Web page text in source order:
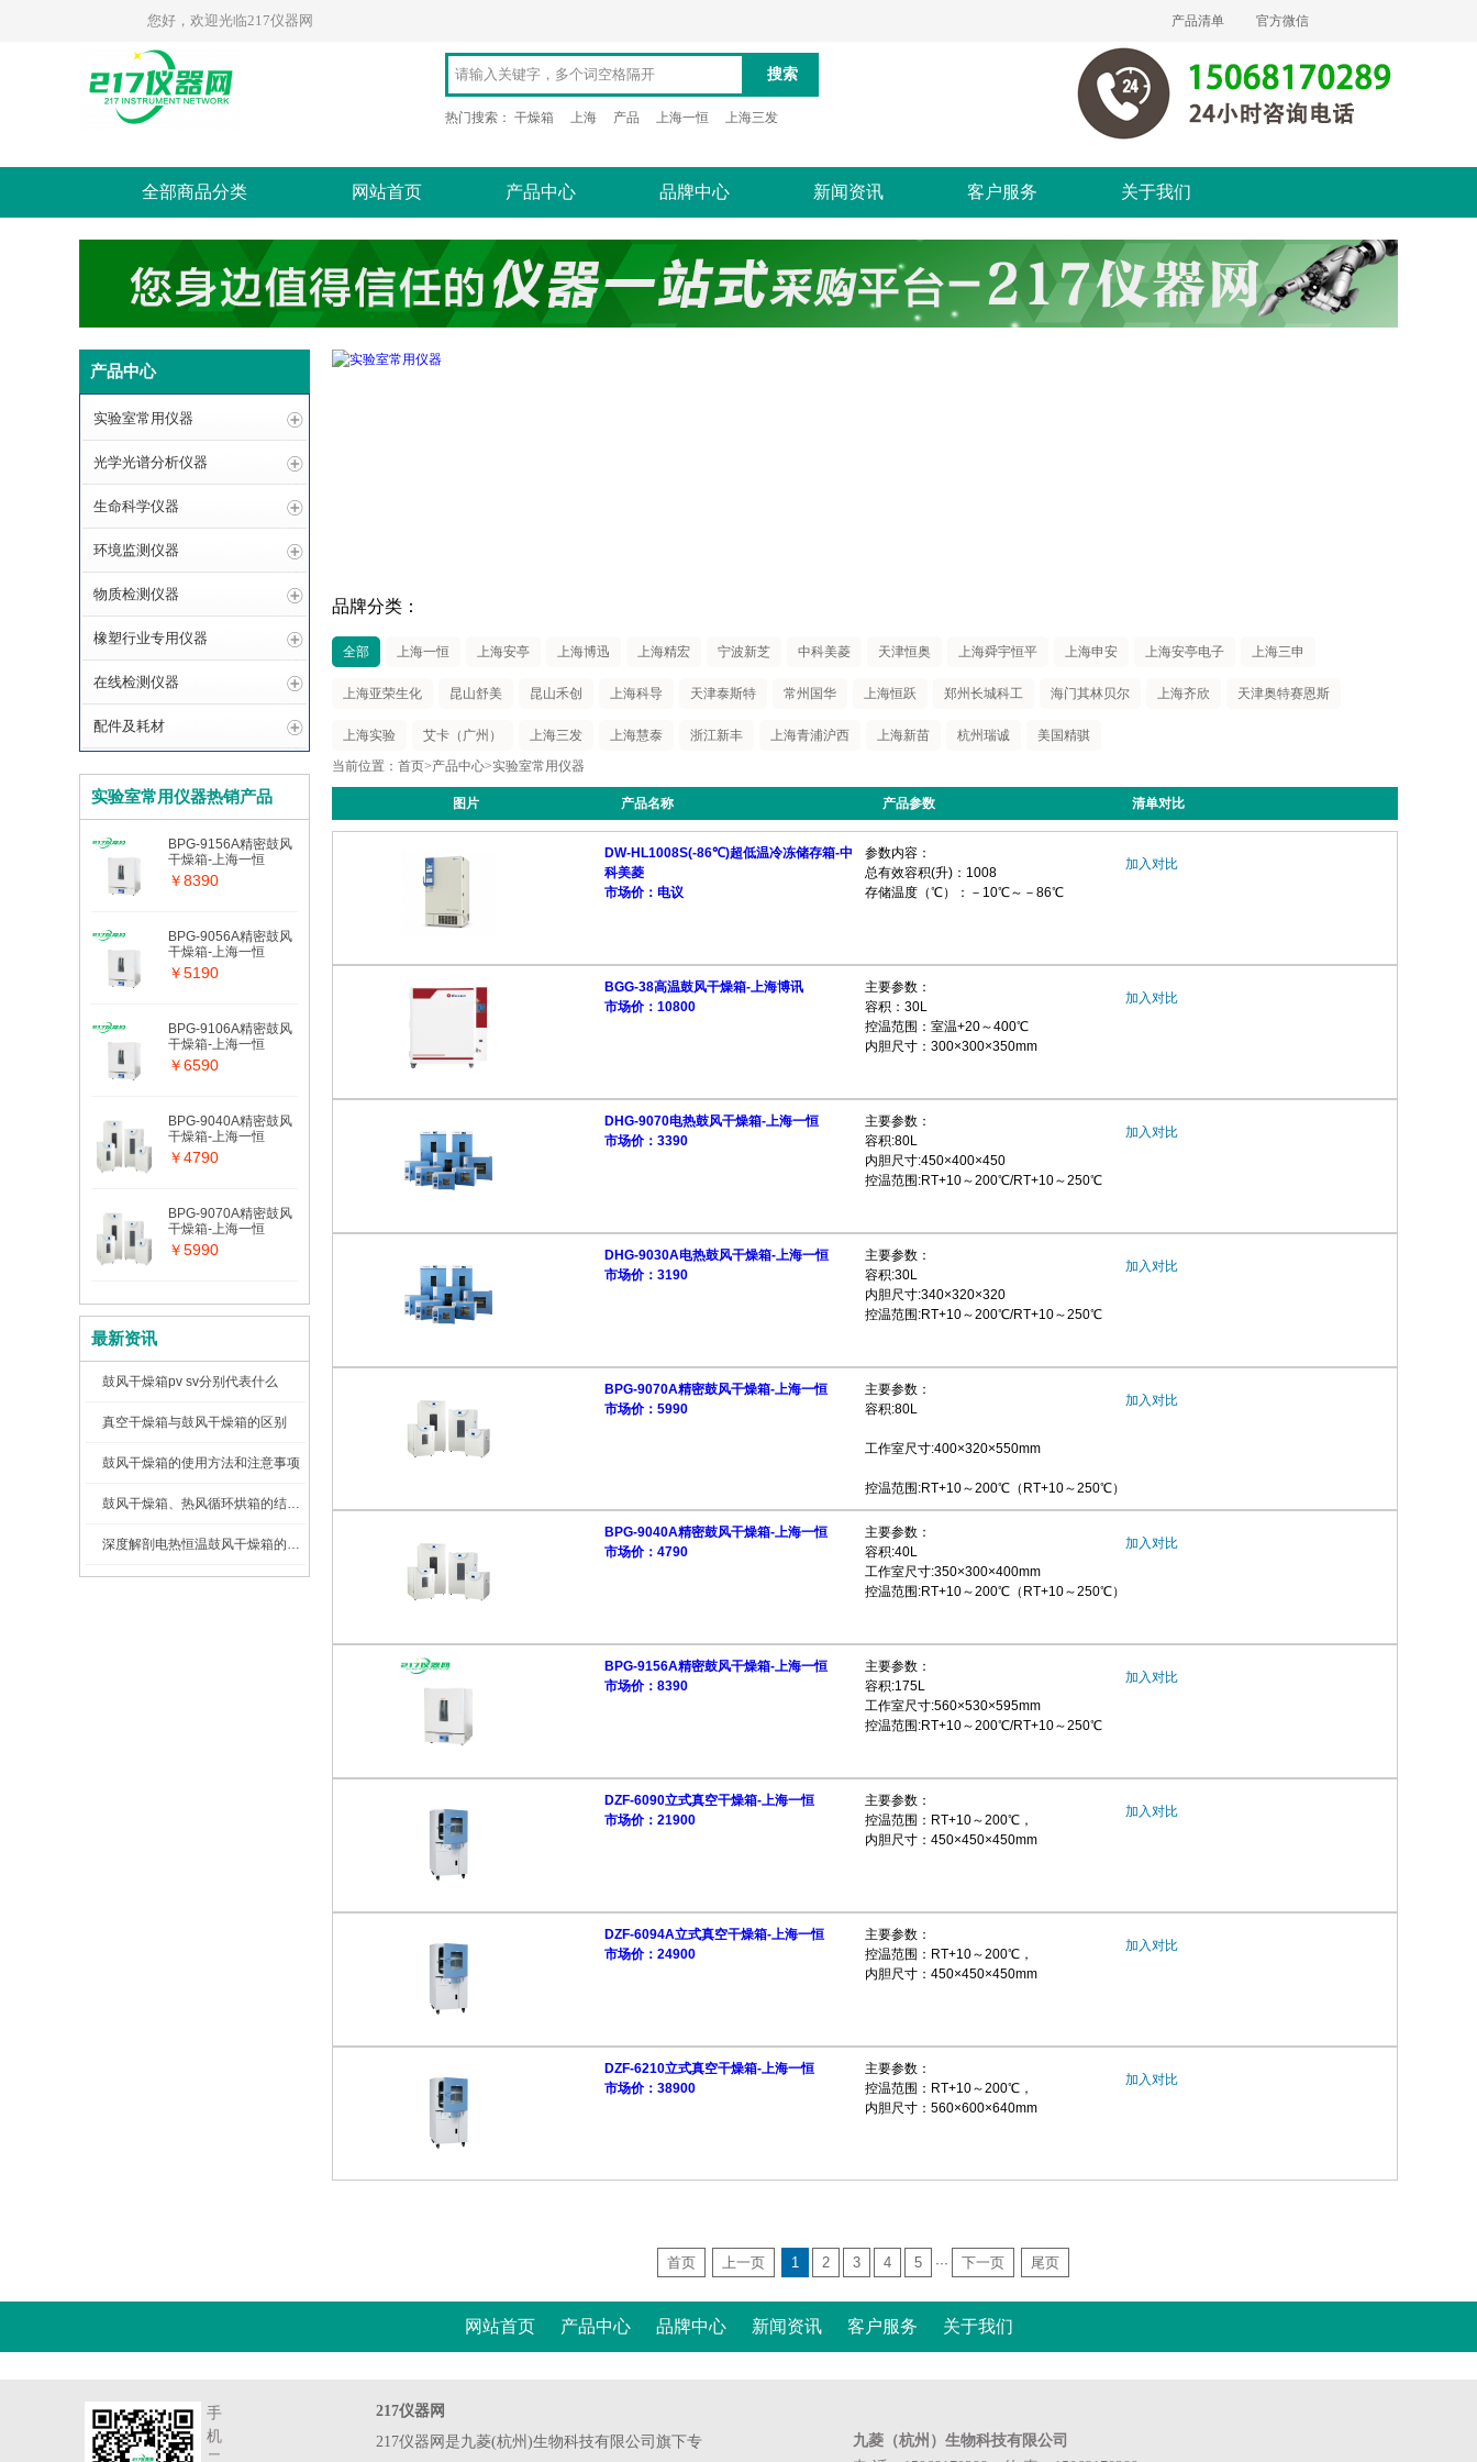
您好，欢迎光临217仪器网 官方微信
产品清单
搜索
热门搜索： 干燥箱 上海 产品 上海一恒 上海三发
全部商品分类 网站首页 产品中心 品牌中心 新闻资讯 客户服务 关于我们
产品中心
实验室常用仪器
光学光谱分析仪器
生命科学仪器
环境监测仪器
物质检测仪器
橡塑行业专用仪器
在线检测仪器
配件及耗材
实验室常用仪器热销产品
BPG-9156A精密鼓风
干燥箱-上海一恒
￥8390
BPG-9056A精密鼓风
干燥箱-上海一恒
￥5190
BPG-9106A精密鼓风
干燥箱-上海一恒
￥6590
BPG-9040A精密鼓风
干燥箱-上海一恒
￥4790
BPG-9070A精密鼓风
干燥箱-上海一恒
￥5990
最新资讯
鼓风干燥箱pv sv分别代表什么
真空干燥箱与鼓风干燥箱的区别
鼓风干燥箱的使用方法和注意事项
鼓风干燥箱、热风循环烘箱的结构图及工作原理
深度解剖电热恒温鼓风干燥箱的内部结构
品牌分类：
全部 上海一恒 上海安亭 上海博迅 上海精宏 宁波新芝 中科美菱 ​天津恒奥 上海舜宇恒平 上海申安 上海安亭电子 上海三申
上海亚荣生化 昆山舒美 昆山禾创 上海科导 天津泰斯特 常州国华 上海恒跃 郑州长城科工 海门其林贝尔 上海齐欣 天津奥特赛恩斯
上海实验 艾卡（广州） 上海三发 上海慧泰 浙江新丰 上海青浦沪西 上海新苗 杭州瑞诚
美国精骐
当前位置： 首页>产品中心>实验室常用仪器
图片 产品名称 产品参数 清单对比
DW-HL1008S(-86℃)超低温冷冻储存箱-中
科美菱
市场价：电议
参数内容：
总有效容积(升)：1008
存储温度（℃）：－10℃～－86℃
加入对比
BGG-38高温鼓风干燥箱-上海博讯
市场价：10800
主要参数：
容积：30L
控温范围：室温+20～400℃
内胆尺寸：300×300×350mm
加入对比
DHG-9070电热鼓风干燥箱-上海一恒
市场价：3390
主要参数：
容积:80L
内胆尺寸:450×400×450
控温范围:RT+10～200℃/RT+10～250℃
加入对比
DHG-9030A电热鼓风干燥箱-上海一恒
市场价：3190
主要参数：
容积:30L
内胆尺寸:340×320×320
控温范围:RT+10～200℃/RT+10～250℃
加入对比
BPG-9070A精密鼓风干燥箱-上海一恒
市场价：5990
主要参数：
容积:80L
工作室尺寸:400×320×550mm
控温范围:RT+10～200℃（RT+10～250℃）
加入对比
BPG-9040A精密鼓风干燥箱-上海一恒
市场价：4790
主要参数：
容积:40L
工作室尺寸:350×300×400mm
控温范围:RT+10～200℃（RT+10～250℃）
加入对比
BPG-9156A精密鼓风干燥箱-上海一恒
市场价：8390
主要参数：
容积:175L
工作室尺寸:560×530×595mm
控温范围:RT+10～200℃/RT+10～250℃
加入对比
DZF-6090立式真空干燥箱-上海一恒
市场价：21900
主要参数：
控温范围：RT+10～200℃，
内胆尺寸：450×450×450mm
加入对比
DZF-6094A立式真空干燥箱-上海一恒
市场价：24900
主要参数：
控温范围：RT+10～200℃，
内胆尺寸：450×450×450mm
加入对比
DZF-6210立式真空干燥箱-上海一恒
市场价：38900
主要参数：
控温范围：RT+10～200℃，
内胆尺寸：560×600×640mm
加入对比
首页 上一页 1 2 3 4 5 ··· 下一页 尾页
网站首页 产品中心 品牌中心 新闻资讯 客户服务 关于我们
手
机
217仪器网
217仪器网是九菱(杭州)生物科技有限公司旗下专
九菱（杭州）生物科技有限公司